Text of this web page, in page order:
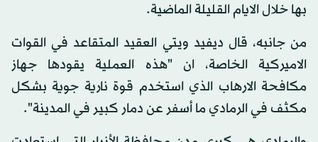
بها خلال الايام القليلة الماضية.
من جانبه، قال ديفيد ويتي العقيد المتقاعد في القوات
الاميركية الخاصة، ان "هذه العملية يقودها جهاز
مكافحة الارهاب الذي استخدم قوة نارية جوية بشكل
مكثف في الرمادي ما أسفر عن دمار كبير في المدينة".